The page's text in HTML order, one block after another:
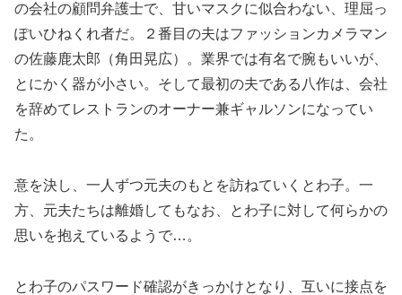
の会社の顧問弁護士で、甘いマスクに似合わない、理屈っ
ぽいひねくれ者だ。２番目の夫はファッションカメラマン
の佐藤鹿太郎（角田晃広）。業界では有名で腕もいいが、
とにかく器が小さい。そして最初の夫である八作は、会社
を辞めてレストランのオーナー兼ギャルソンになってい
た。
意を決し、一人ずつ元夫のもとを訪ねていくとわ子。一
方、元夫たちは離婚してもなお、とわ子に対して何らかの
思いを抱えているようで…。
とわ子のパスワード確認がきっかけとなり、互いに接点を